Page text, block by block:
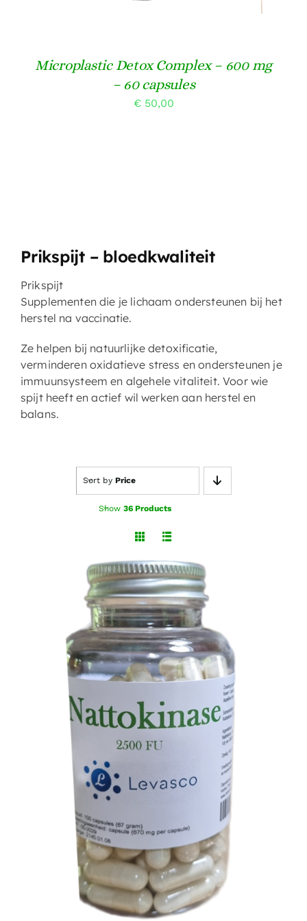
Microplastic Detox Complex – 600 mg
– 60 capsules
€50,00
Prikspijt – bloedkwaliteit
Prikspijt
Supplementen die je lichaam ondersteunen bij het
herstel na vaccinatie.
Ze helpen bij natuurlijke detoxificatie,
verminderen oxidatieve stress en ondersteunen je
immuunsysteem en algehele vitaliteit. Voor wie
spijt heeft en actief wil werken aan herstel en
balans.
Sort by Price
Show 36 Products
TOEVOEGEN AAN WINKELWAGEN